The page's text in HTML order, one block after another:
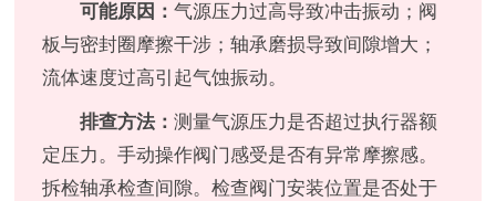
可能原因：气源压力过高导致冲击振动；阀
板与密封圈摩擦干涉；轴承磨损导致间隙增大；
流体速度过高引起气蚀振动。
排查方法：测量气源压力是否超过执行器额
定压力。手动操作阀门感受是否有异常摩擦感。
拆检轴承检查间隙。检查阀门安装位置是否处于